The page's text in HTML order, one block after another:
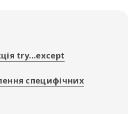
try…except
специфічних